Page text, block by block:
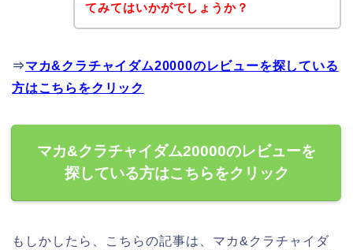
てみてはいかがでしょうか？
⇒マカ&クラチャイダム20000のレビューを探している
方はこちらをクリック
マカ&クラチャイダム20000のレビューを
探している方はこちらをクリック
もしかしたら、こちらの記事は、マカ&クラチャイダ